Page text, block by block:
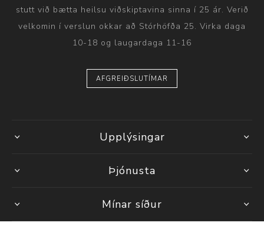
stutt við bætta heilsu viðskiptavina sinna í 25 ár. Verið
velkomin í verslun okkar að Stórhöfða 25. Virka daga
10-18 og laugardaga 11-16
AFGREIÐSLUTÍMAR
Upplýsingar
Þjónusta
Mínar síður